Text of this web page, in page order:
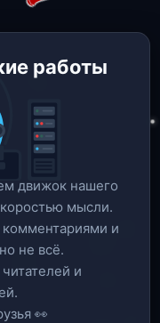
работы
движок нашего
мысли.
и
не всё.
и
👀